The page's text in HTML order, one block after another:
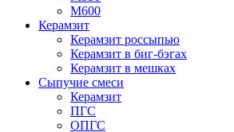
М600
Керамзит
Керамзит россыпью
Керамзит в биг-бэгах
Керамзит в мешках
Сыпучие смеси
Керамзит
ПГС
ОПГС